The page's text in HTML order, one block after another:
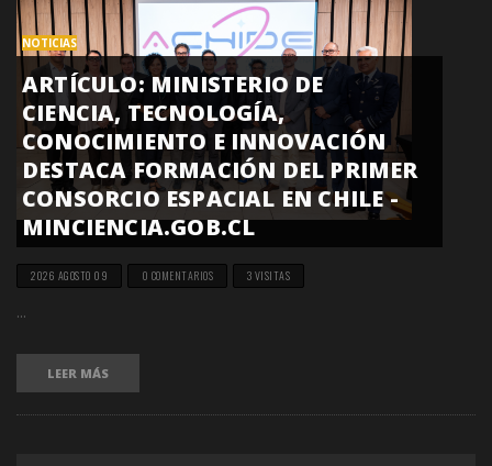
NOTICIAS
ARTÍCULO: MINISTERIO DE
CIENCIA, TECNOLOGÍA,
CONOCIMIENTO E INNOVACIÓN
DESTACA FORMACIÓN DEL PRIMER
CONSORCIO ESPACIAL EN CHILE -
MINCIENCIA.GOB.CL
2026 AGOSTO 09 0 COMENTARIOS 3 VISITAS
...
LEER MÁS